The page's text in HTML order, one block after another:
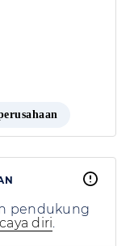
pendukung
diri.